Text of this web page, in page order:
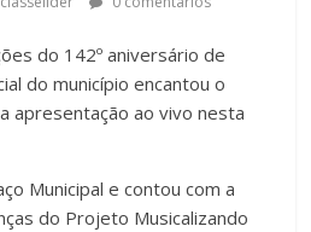
do 142º aniversário de
do município encantou o
apresentação ao vivo nesta
Municipal e contou com a
do Projeto Musicalizando